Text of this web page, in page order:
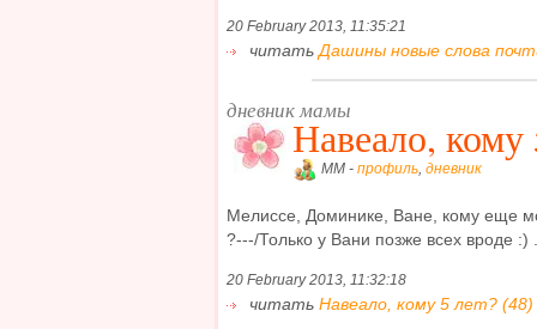
20 February 2013, 11:35:21
читать Дашины новые слова
дневник мамы
Навеало, кому
MM - профиль, дневник
Мелиссе, Доминике, Ване, кому еще
?---/Только у Вани позже всех вроде :)
20 February 2013, 11:32:18
читать Навеало, кому 5 лет? (48)